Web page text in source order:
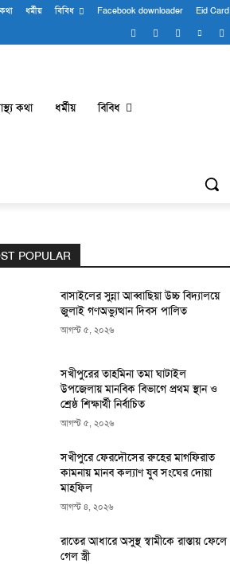
কথা ধর্মীয় বিবিধ Facebook downloader Eid Card
কথা ধর্মীয় বিবিধ
POPULAR
বাসাইলের সুন্না আব্বাছিয়া উচ্চ বিদ্যালয়ে
জুলাই গণঅভ্যুত্থান দিবস পালিত
আগস্ট ৫, ২০২৬
সখীপুরের তাহমিনা তমা ঘাটাইল
উপজেলায় মানবিক বিভাগে প্রথম স্থান ও
শ্রেষ্ঠ শিক্ষার্থী নির্বাচিত
আগস্ট ৫, ২০২৬
সখীপুরে ফেরদৌসের রুহের মাগফিরাত
কামনায় মানব কল্যাণ যুব সংঘের দোয়া
মাহফিল
আগস্ট ৪, ২০২৬
রাতের আধারে অসুস্থ স্বামীকে রাস্তায় ফেলে
গেল স্ত্রী